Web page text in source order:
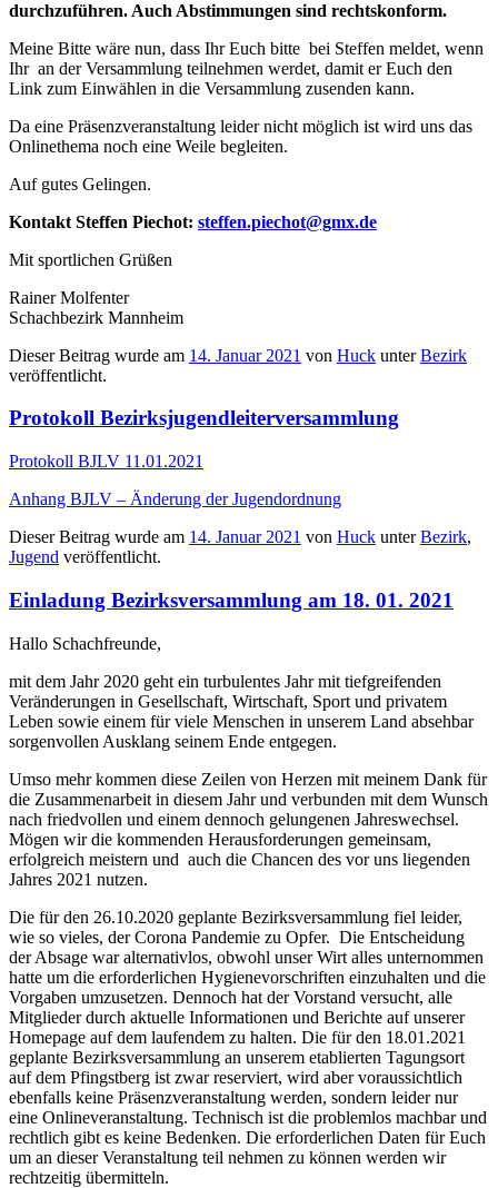
durchzuführen. Auch Abstimmungen sind rechtskonform.
Meine Bitte wäre nun, dass Ihr Euch bitte bei Steffen meldet, wenn
Ihr an der Versammlung teilnehmen werdet, damit er Euch den
Link zum Einwählen in die Versammlung zusenden kann.
Da eine Präsenzveranstaltung leider nicht möglich ist wird uns das
Onlinethema noch eine Weile begleiten.
Auf gutes Gelingen.
Kontakt Steffen Piechot: steffen.piechot@gmx.de
Mit sportlichen Grüßen
Rainer Molfenter
Schachbezirk Mannheim
Dieser Beitrag wurde am 14. Januar 2021 von Huck unterBezirk
veröffentlicht.
Protokoll Bezirksjugendleiterversammlung
Protokoll BJLV 11.01.2021
Anhang BJLV – Änderung der Jugendordnung
Dieser Beitrag wurde am 14. Januar 2021 von Huck unterBezirk,
Jugend veröffentlicht.
Einladung Bezirksversammlung am 18. 01. 2021
Hallo Schachfreunde,
mit dem Jahr 2020 geht ein turbulentes Jahr mit tiefgreifenden
Veränderungen in Gesellschaft, Wirtschaft, Sport und privatem
Leben sowie einem für viele Menschen in unserem Land absehbar
sorgenvollen Ausklang seinem Ende entgegen.
Umso mehr kommen diese Zeilen von Herzen mit meinem Dank für
die Zusammenarbeit in diesem Jahr und verbunden mit dem Wunsch
nach friedvollen und einem dennoch gelungenen Jahreswechsel.
Mögen wir die kommenden Herausforderungen gemeinsam,
erfolgreich meistern und auch die Chancen des vor uns liegenden
Jahres 2021 nutzen.
Die für den 26.10.2020 geplante Bezirksversammlung fiel leider,
wie so vieles, der Corona Pandemie zu Opfer. Die Entscheidung
der Absage war alternativlos, obwohl unser Wirt alles unternommen
hatte um die erforderlichen Hygienevorschriften einzuhalten und die
Vorgaben umzusetzen. Dennoch hat der Vorstand versucht, alle
Mitglieder durch aktuelle Informationen und Berichte auf unserer
Homepage auf dem laufendem zu halten. Die für den 18.01.2021
geplante Bezirksversammlung an unserem etablierten Tagungsort
auf dem Pfingstberg ist zwar reserviert, wird aber voraussichtlich
ebenfalls keine Präsenzveranstaltung werden, sondern leider nur
eine Onlineveranstaltung. Technisch ist die problemlos machbar und
rechtlich gibt es keine Bedenken. Die erforderlichen Daten für Euch
um an dieser Veranstaltung teil nehmen zu können werden wir
rechtzeitig übermitteln.